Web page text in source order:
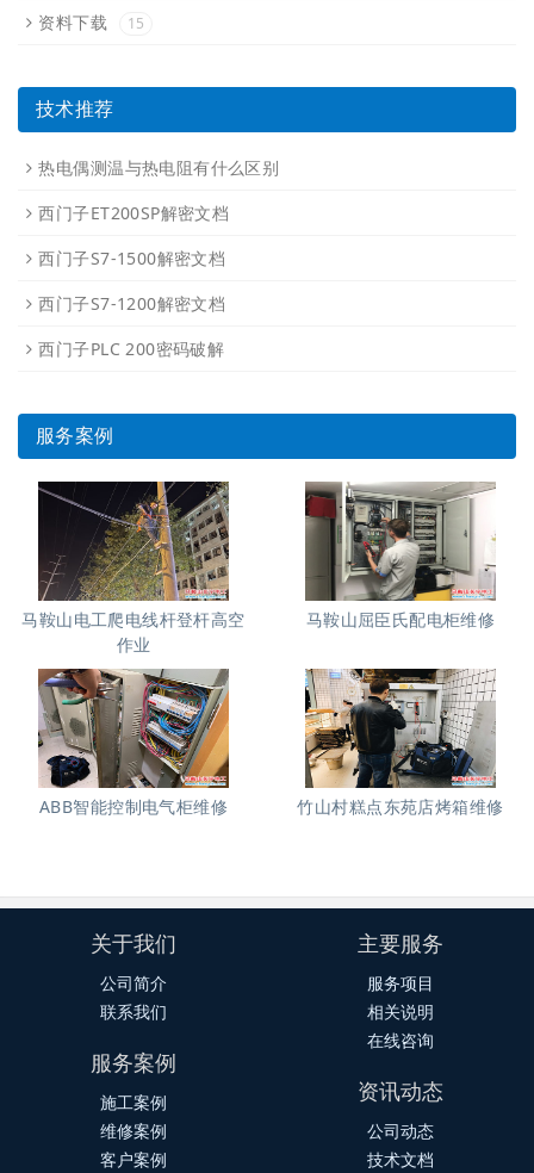
资料下载 15
技术推荐
热电偶测温与热电阻有什么区别
西门子ET200SP解密文档
西门子S7-1500解密文档
西门子S7-1200解密文档
西门子PLC 200密码破解
服务案例
马鞍山电工爬电线杆登杆高空
作业
马鞍山屈臣氏配电柜维修
ABB智能控制电气柜维修 竹山村糕点东苑店烤箱维修
关于我们
公司简介
联系我们
主要服务
服务项目
相关说明
在线咨询
服务案例
施工案例
维修案例
客户案例
资讯动态
公司动态
技术文档